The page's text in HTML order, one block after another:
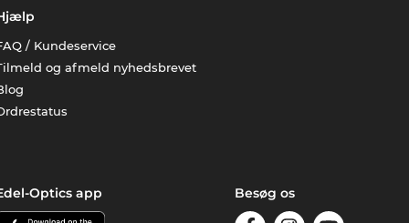
/ Kundeservice
og afmeld nyhedsbrevet
Optics app Besøg os